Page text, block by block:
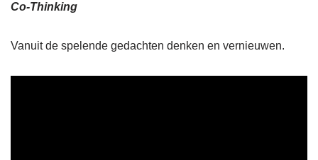
Co-Thinking
Vanuit de spelende gedachten denken en vernieuwen.